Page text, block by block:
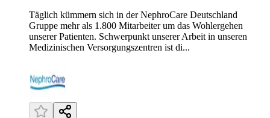
Täglich kümmern sich in der NephroCare Deutschland
Gruppe mehr als 1.800 Mitarbeiter um das Wohlergehen
unserer Patienten. Schwerpunkt unserer Arbeit in unseren
Medizinischen Versorgungszentren ist di...